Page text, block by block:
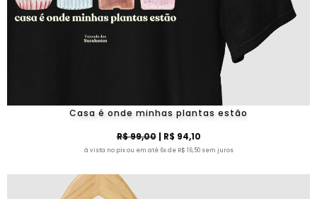
Casa é onde minhas plantas estão
R$ 99,00| R$ 94,10
à vista no pix ou em até 6x de R$ 16,50 sem juros